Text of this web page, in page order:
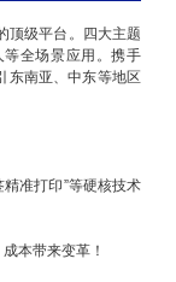
顶级平台。四大主题
全场景应用。携手
东南亚、中东等地区
精准打印”等硬核技术
本带来变革！